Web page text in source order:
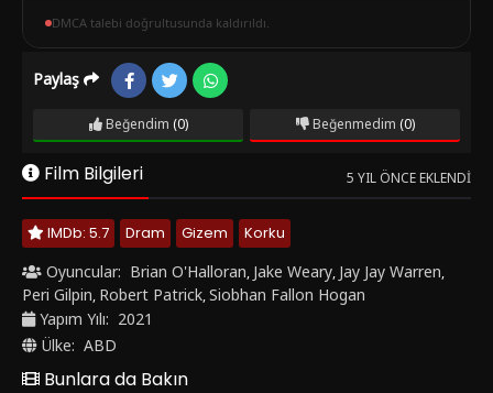
DMCA talebi doğrultusunda kaldırıldı.
Paylaş
Beğendim (0) Beğenmedim (0)
Film Bilgileri 5 YIL ÖNCE EKLENDI
IMDb: 5.7 Dram Gizem
Korku
Oyuncular: Brian O'Halloran, Jake Weary, Jay Jay Warren,
Peri Gilpin, Robert Patrick,Siobhan Fallon Hogan
Yapım Yılı: 2021
Ülke: ABD
Bunlara da Bakın